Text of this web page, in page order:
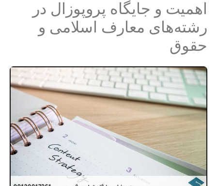
اهمیت و جایگاه پروپوزال در
رشته‌های معارف اسلامی و
حقوق